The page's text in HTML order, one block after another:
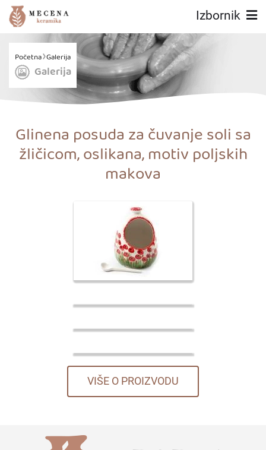
Izbornik
Početna Galerija
Galerija
Glinena posuda za čuvanje soli sa
žličicom, oslikana, motiv poljskih
makova
VIŠE O PROIZVODU